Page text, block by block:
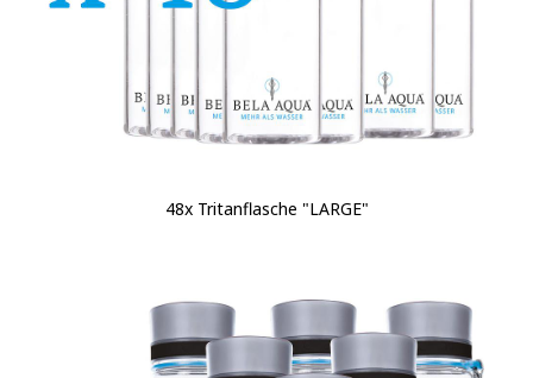
48x Tritanflasche "LARGE"